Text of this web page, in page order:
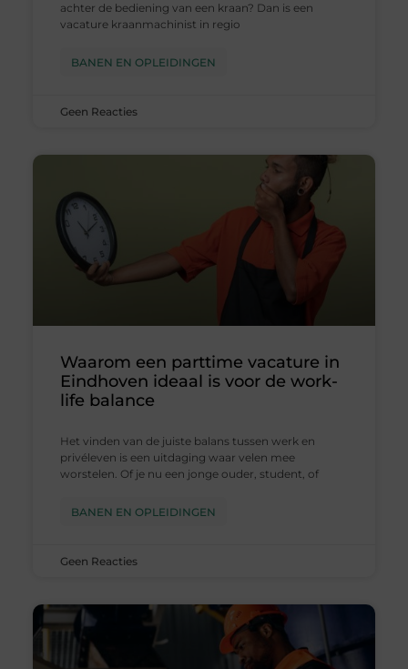
achter de bediening van een kraan? Dan is een
vacature kraanmachinist in regio
BANEN EN OPLEIDINGEN
Geen Reacties
Waarom een parttime vacature in
Eindhoven ideaal is voor de work-
life balance
Het vinden van de juiste balans tussen werk en
privéleven is een uitdaging waar velen mee
worstelen. Of je nu een jonge ouder, student, of
BANEN EN OPLEIDINGEN
Geen Reacties